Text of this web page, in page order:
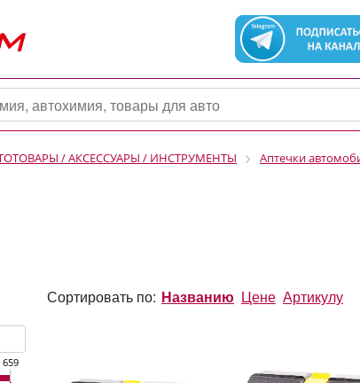
/ АКСЕССУАРЫ / ИНСТРУМЕНТЫ Аптечки
659
Сортировать по: Названию Цене Артикулу